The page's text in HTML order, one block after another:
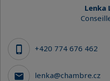
Lenka
+420 774 676 462
lenka@chambre.cz